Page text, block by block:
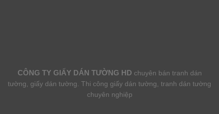
CÔNG TY GIẤY DÁN TƯỜNG HD chuyên bán tranh dán
tường, giấy dán tường. Thi công giấy dán tường, tranh dán tường
chuyên nghiệp